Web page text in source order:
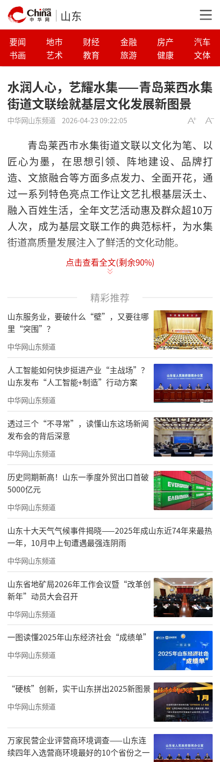
山东
要闻 地市 财经 金融 房产
汽车
书画
艺术 教育 旅游 健康 文体
水润人心，艺耀水集——青岛莱西水集
街道文联绘就基层文化发展新图景
中华网山东频道 2026-04-23 09:22:05
青岛莱西市水集街道文联以文化为笔、以
匠心为墨，在思想引领、阵地建设、品牌打
造、文旅融合等方面多点发力、全面开花，通
过一系列特色亮点工作让文艺扎根基层沃土、
融入百姓生活，全年文艺活动惠及群众超10万
人次，成为基层文联工作的典范标杆，为水集
街道高质量发展注入了鲜活的文化动能。
铸魂强基，阵地建设树标杆
青岛市文联考察永兴街文化胡同
水集街道文联始终把政治建设摆在首位，
常态化开展文艺工作者理论学习，紧扣“团结
引导、联络协调、服务管理、自律维权”的基
本职能，构建起“典型发掘—文艺创作—传播推
广—实践转化”的文明实践闭环机制，深挖78
名基层好人事迹建立文艺素材库，组织会员开
展主题创作与展演，推动党的创新理论借文艺
之翼在基层落地生根。同时完善6大文艺协会组
织体系，汇聚300余名会员、20余支专业文艺团
队，全面升级全域特色文艺阵地。其中永兴街
文化胡同建设经验两次登上《光明日报》，
从“奥运胡同”升级为12条主题文化胡同；天
津路文化服务中心日日人流不断，健身、舞
蹈、书画各种活动室人头攒动；胶东民俗文化
博物馆、莱夷古乐馆等人气高涨，非遗体验、
古乐展演活动精彩纷呈；创新“群众点单”开
展文明实践活动，辐射带动周边文化阵地建
设，成为莱西基层文化建设的示范样板。
节庆赋能，品牌打造惠民生
点击查看全文(剩余90%)
精彩推荐
山东服务业，要破什么“壁”，又要往哪
里“突围”？
中华网山东频道
人工智能如何快步挺进产业“主战场”？
山东发布“人工智能+制造”行动方案
中华网山东频道
透过三个“不寻常”，读懂山东这场新闻
发布会的背后深意
中华网山东频道
历史同期新高！山东一季度外贸出口首破
5000亿元
中华网山东频道
山东十大天气气候事件揭晓——2025年成山东近74年来最热
一年，10月中上旬遭遇最强连阴雨
中华网山东频道
山东省地矿局2026年工作会议暨“改革创
新年”动员大会召开
中华网山东频道
一图读懂2025年山东经济社会“成绩单”
中华网山东频道
“硬核”创新，实干山东拼出2025新图景
中华网山东频道
万家民营企业评营商环境调查——山东连
续四年入选营商环境最好的10个省份之一